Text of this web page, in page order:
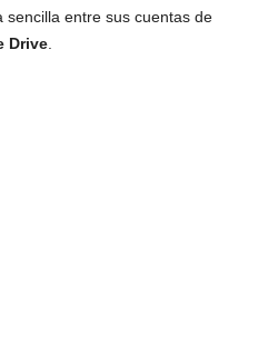
entre sus cuentas de
Drive